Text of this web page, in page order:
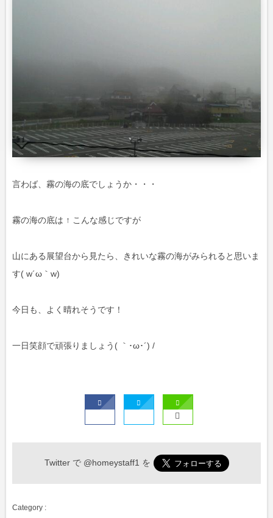
言わば、霧の海の底でしょうか・・・
霧の海の底は ↑ こんな感じですが
山にある展望台から見たら、きれいな霧の海がみられると思いま
す( w´ω｀w)
今日も、よく晴れそうです！
一日笑顔で頑張りましょう( ｀･ω･´) /
Twitter で @homeystaff1 を